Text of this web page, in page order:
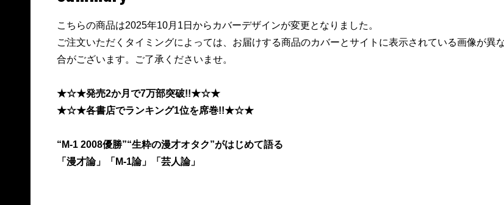
こちらの商品は2025年10月1日からカバーデザインが変更となりました。
ご注文いただくタイミングによっては、お届けする商品のカバーとサイトに表示されている画像が異
合がございます。ご了承くださいませ。
★☆★発売2か月で7万部突破!!★☆★
★☆★各書店でランキング1位を席巻!!★☆★
“M-1 2008優勝”“生粋の漫才オタク”がはじめて語る
「漫才論」「M-1論」「芸人論」